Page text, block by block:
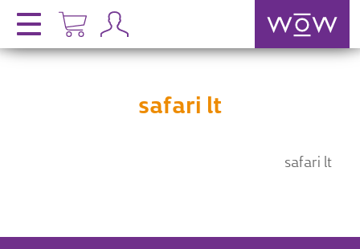
safari lt
safari lt